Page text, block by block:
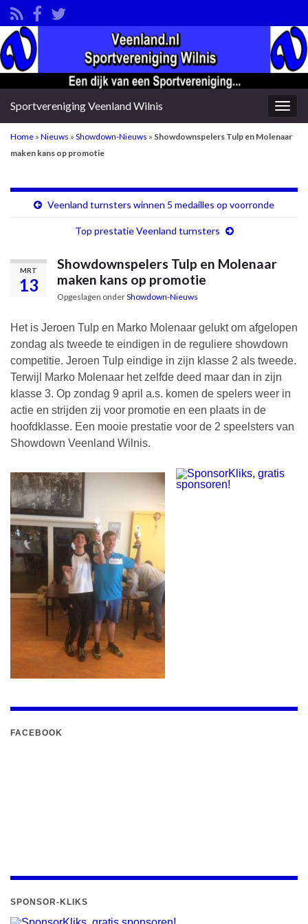
Sportvereniging Veenland Wilnis
Home » Nieuws » Showdown-Nieuws » Showdownspelers Tulp en Molenaar
maken kans op promotie
Veenland turnsters winnen 5 medailles op voorronde
Top prestatie Veenland turnsters
MRT
13
Showdownspelers Tulp en Molenaar
maken kans op promotie
Opgeslagen onderShowdown-Nieuws
Het is Jeroen Tulp en Marko Molenaar gelukt om afgelopen
zondag als tweede te eindigen in de reguliere showdown
competitie. Jeroen Tulp eindige in zijn klasse 2 als tweede.
Terwijl Marko Molenaar het zelfde deed maar dan in zijn
klasse 3. Op zondag 9 april a.s. komen de spelers weer in
actie en strijden zij voor promotie en een plaats in de
hoofdklasse. Een mooie prestatie voor de 2 speelsters van
Showdown Veenland Wilnis.
FACEBOOK
SPONSOR-KLIKS